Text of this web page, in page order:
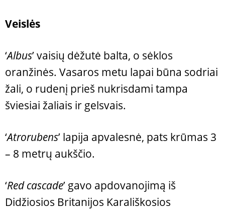
Veislės
‘Albus’ vaisių dėžutė balta, o sėklos
oranžinės. Vasaros metu lapai būna sodriai
žali, o rudenį prieš nukrisdami tampa
šviesiai žaliais ir gelsvais.
‘Atrorubens’ lapija apvalesnė, pats krūmas 3
– 8 metrų aukščio.
‘Red cascade’ gavo apdovanojimą iš
Didžiosios Britanijos Karališkosios